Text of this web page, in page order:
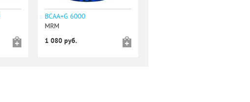
BCAA+G 6000
MRM
1 080 руб.